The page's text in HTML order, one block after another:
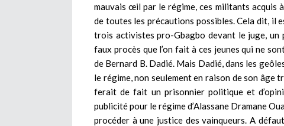
mauvais œil par le régime, ces militants acquis
de toutes les précautions possibles. Cela dit, il
trois activistes pro-Gbagbo devant le juge, un
faux procès que l’on fait à ces jeunes qui ne
de Bernard B. Dadié. Mais Dadié, dans les
le régime, non seulement en raison de son âge
ferait de fait un prisonnier politique et
publicité pour le régime d’Alassane Dramane
procéder à une justice des vainqueurs. A